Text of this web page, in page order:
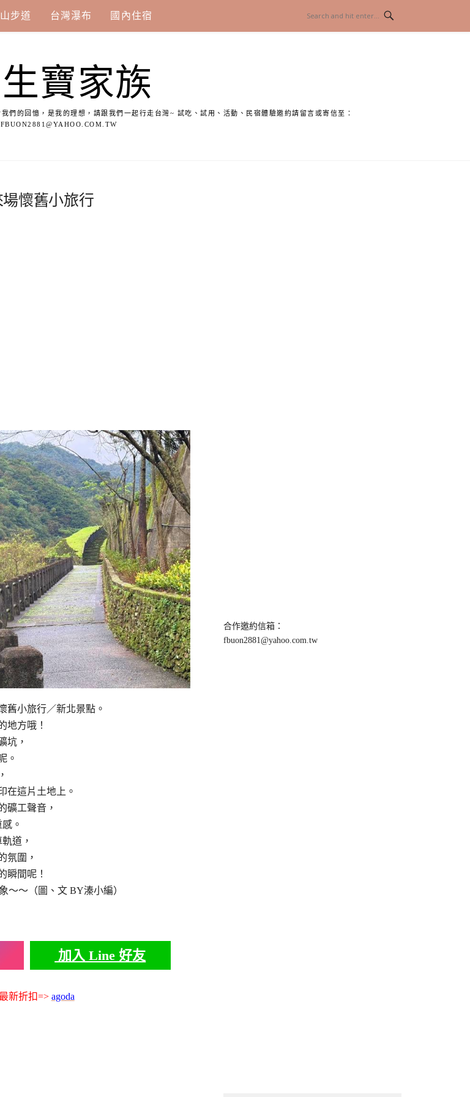
步道 台灣瀑布 國內住宿
寶家族
們的回憶，是我的理想，請跟我們一起行走台灣~ 試吃、試用、活動、民宿體驗邀約請留言或寄信至：
FBUON2881@YAHOO.COM.TW
懷舊小旅行
舊小旅行／新北景點。
地方哦！
坑，
。
在這片土地上。
礦工聲音，
。
道，
氛圍，
瞬間呢！
～～（圖、文 BY溱小編）
加入 Line 好友
新折扣=> agoda
合作邀約信箱：
fbuon2881@yahoo.com.tw